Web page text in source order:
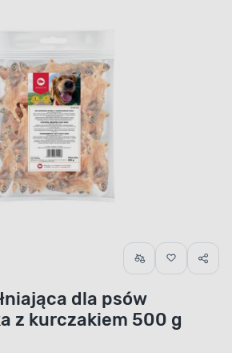
dla psów
z kurczakiem 500 g